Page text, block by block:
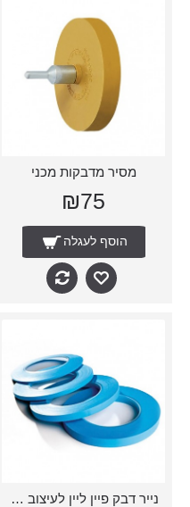
מסיר מדבקות מכני
₪75
הוסף לעגלה
נייר דבק פיין ליין לעיצוב 3 ממ